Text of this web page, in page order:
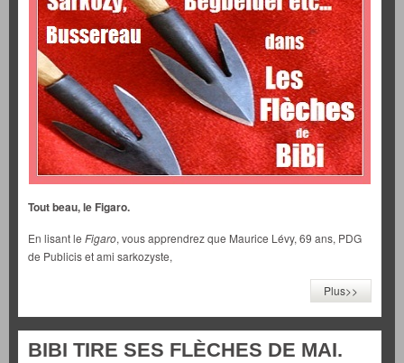
Tout beau, le Figaro.
En lisant le Figaro, vous apprendrez que Maurice Lévy, 69 ans, PDG
de Publicis et ami sarkozyste,
Plus>>
BIBI TIRE SES FLÈCHES DE MAI.